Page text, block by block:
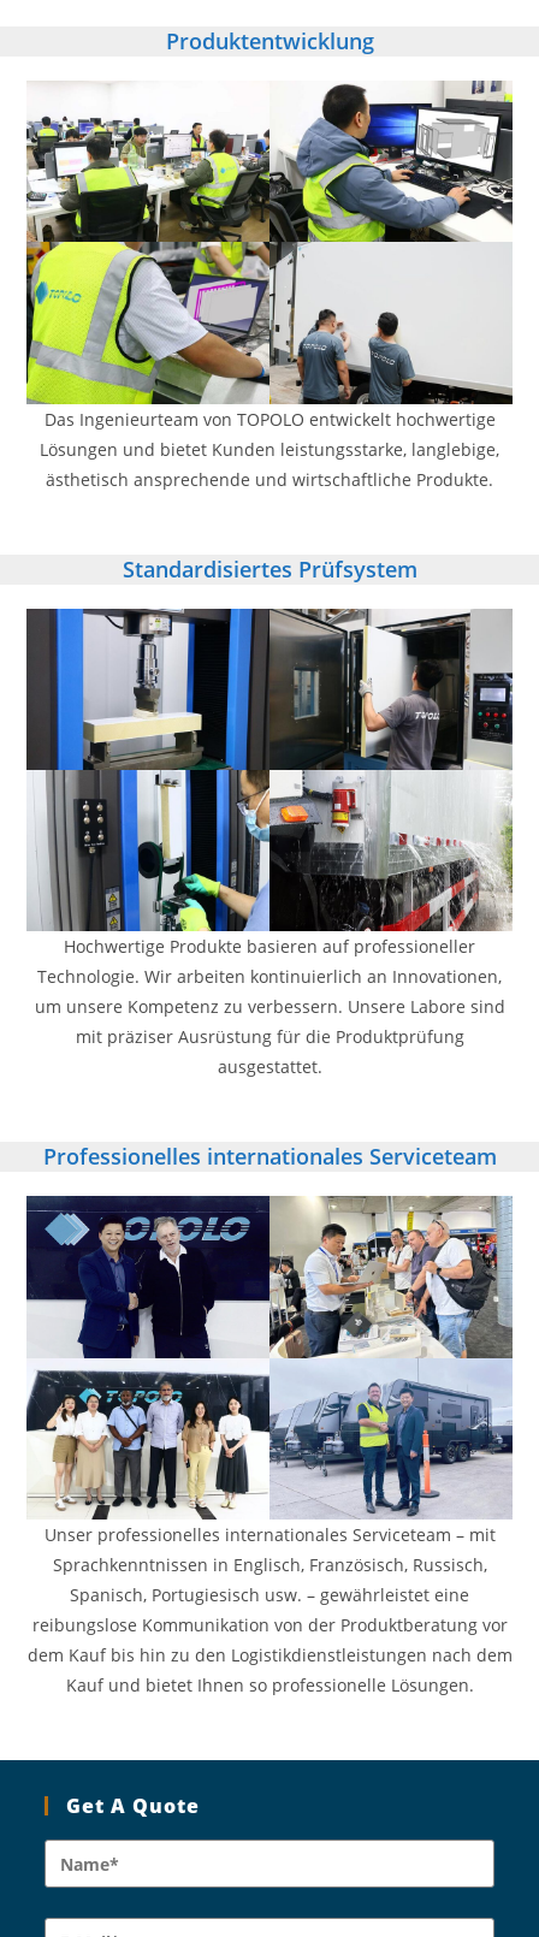
Produktentwicklung
Das Ingenieurteam von TOPOLO entwickelt hochwertige
Lösungen und bietet Kunden leistungsstarke, langlebige,
ästhetisch ansprechende und wirtschaftliche Produkte.
Standardisiertes Prüfsystem
Hochwertige Produkte basieren auf professioneller
Technologie. Wir arbeiten kontinuierlich an Innovationen,
um unsere Kompetenz zu verbessern. Unsere Labore sind
mit präziser Ausrüstung für die Produktprüfung
ausgestattet.
Professionelles internationales Serviceteam
Unser professionelles internationales Serviceteam – mit
Sprachkenntnissen in Englisch, Französisch, Russisch,
Spanisch, Portugiesisch usw. – gewährleistet eine
reibungslose Kommunikation von der Produktberatung vor
dem Kauf bis hin zu den Logistikdienstleistungen nach dem
Kauf und bietet Ihnen so professionelle Lösungen.
Get A Quote